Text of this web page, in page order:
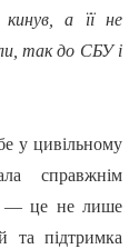
а її не
так до СБУ і
у цивільному
справжнім
— це не лише
та підтримка